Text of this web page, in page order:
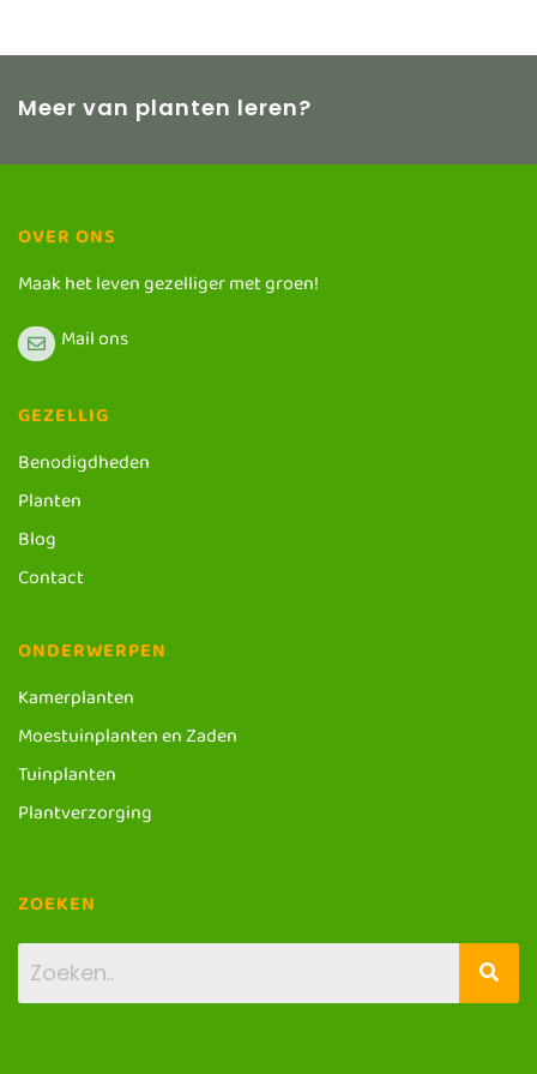
Meer van planten leren?
OVER ONS
Maak het leven gezelliger met groen!
Mail ons
GEZELLIG
Benodigdheden
Planten
Blog
Contact
ONDERWERPEN
Kamerplanten
Moestuinplanten en Zaden
Tuinplanten
Plantverzorging
ZOEKEN